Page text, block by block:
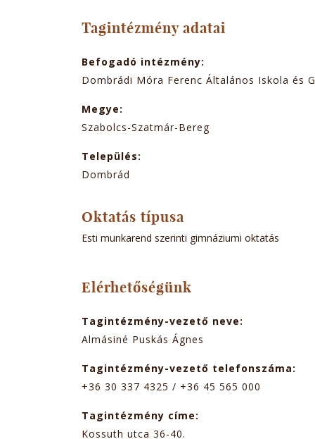
TABOK
Tagintézmény adatai
Befogadó intézmény:
Dombrádi Móra Ferenc Általános Iskola és
Megye:
Szabolcs-Szatmár-Bereg
Település:
Dombrád
Oktatás típusa
Esti munkarend szerinti gimnáziumi oktatás
Elérhetőségünk
Tagintézmény-vezető neve:
Almásiné Puskás Ágnes
Tagintézmény-vezető telefonszáma:
+36 30 337 4325 / +36 45 565 000
Tagintézmény címe:
Kossuth utca 36-40.